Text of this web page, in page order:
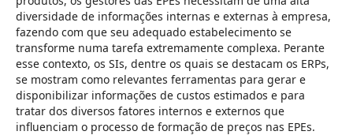
diversidade de informações internas e externas à empresa,
fazendo com que seu adequado estabelecimento se
transforme numa tarefa extremamente complexa. Perante
esse contexto, os SIs, dentre os quais se destacam os ERPs,
se mostram como relevantes ferramentas para gerar e
disponibilizar informações de custos estimados e para
tratar dos diversos fatores internos e externos que
influenciam o processo de formação de preços nas EPEs.